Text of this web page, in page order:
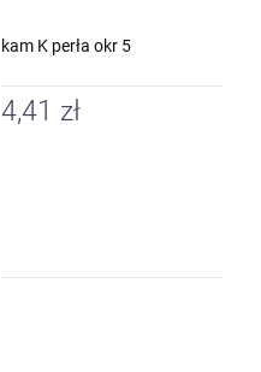
kam K perła okr 5
4,41 zł